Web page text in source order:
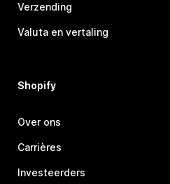
Verzending
Valuta en vertaling
Shopify
Over ons
Carrières
Investeerders